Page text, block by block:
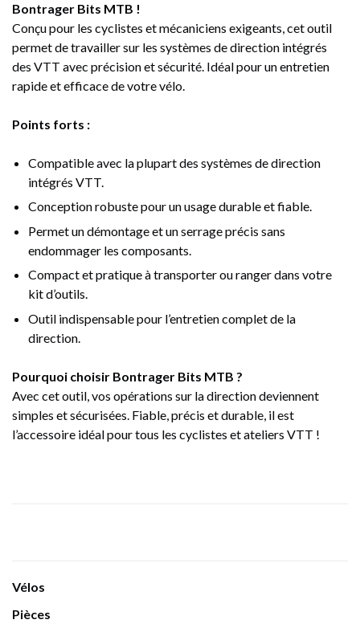
Bontrager Bits MTB !
Conçu pour les cyclistes et mécaniciens exigeants, cet outil
permet de travailler sur les systèmes de direction intégrés
des VTT avec précision et sécurité. Idéal pour un entretien
rapide et efficace de votre vélo.
Points forts :
Compatible avec la plupart des systèmes de direction
intégrés VTT.
Conception robuste pour un usage durable et fiable.
Permet un démontage et un serrage précis sans
endommager les composants.
Compact et pratique à transporter ou ranger dans votre
kit d’outils.
Outil indispensable pour l’entretien complet de la
direction.
Pourquoi choisir Bontrager Bits MTB ?
Avec cet outil, vos opérations sur la direction deviennent
simples et sécurisées. Fiable, précis et durable, il est
l’accessoire idéal pour tous les cyclistes et ateliers VTT !
Vélos
Pièces